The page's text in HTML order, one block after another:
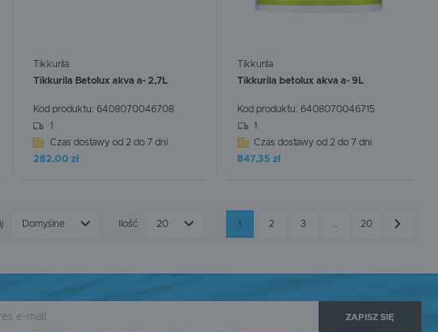
Tikkurila
Tikkurila Betolux akva a- 2,7L
Kod produktu: 6408070046708
1
Czas dostawy od 2 do 7 dni
282,00 zł
Tikkurila
Tikkurila betolux akva a- 9L
Kod produktu:6408070046715
1
Czas dostawy od 2 do 7 dni
847,35 zł
Domyślne Ilość 20 1 2 3 20
ZAPISZ SIĘ